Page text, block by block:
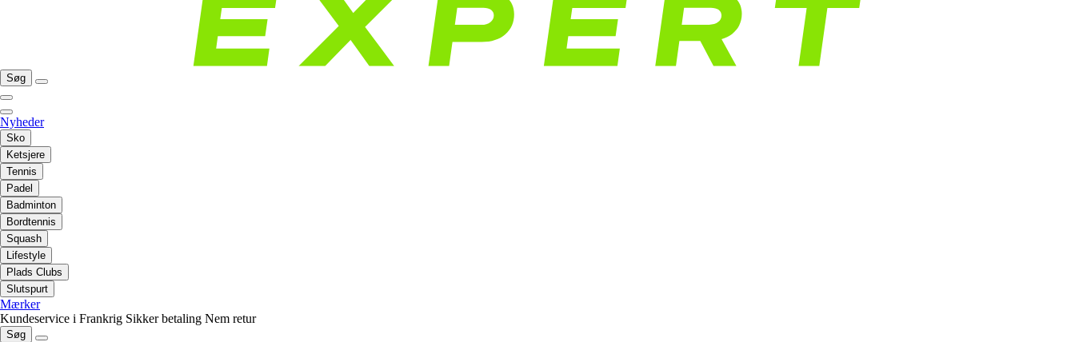
Søg
Nyheder
Sko
Ketsjere
Tennis
Padel
Badminton
Bordtennis
Squash
Lifestyle
Plads Clubs
Slutspurt
Mærker
Kundeservice i Frankrig Sikker betaling Nem retur
Søg